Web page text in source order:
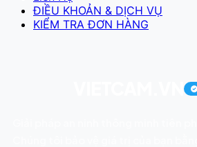
ĐIỀU KHOẢN & DỊCH VỤ
KIỂM TRA ĐƠN HÀNG